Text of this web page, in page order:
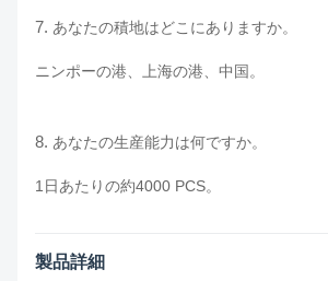
7. あなたの積地はどこにありますか。
ニンポーの港、上海の港、中国。
8. あなたの生産能力は何ですか。
1日あたりの約4000 PCS。
製品詳細